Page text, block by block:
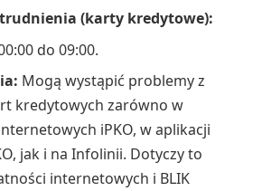
(karty kredytowe):
do 09:00.
Mogą wystąpić problemy z
kredytowych zarówno w
iPKO, w aplikacji
jak i na Infolinii. Dotyczy to
internetowych i BLIK